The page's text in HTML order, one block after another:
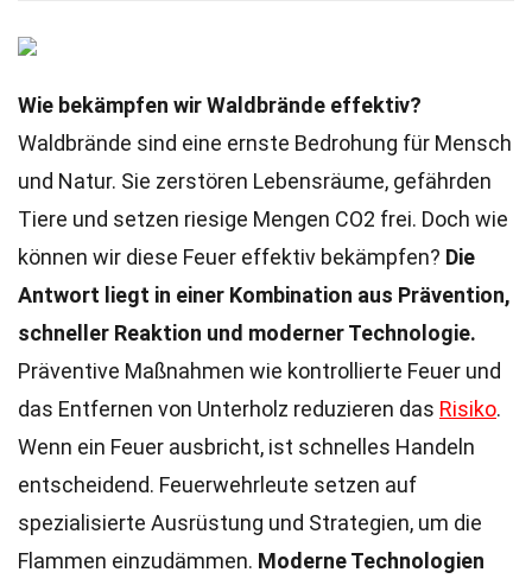
Wie bekämpfen wir Waldbrände effektiv?
Waldbrände sind eine ernste Bedrohung für Mensch
und Natur. Sie zerstören Lebensräume, gefährden
Tiere und setzen riesige Mengen CO2 frei. Doch wie
können wir diese Feuer effektiv bekämpfen? Die
Antwort liegt in einer Kombination aus Prävention,
schneller Reaktion und moderner Technologie.
Präventive Maßnahmen wie kontrollierte Feuer und
das Entfernen von Unterholz reduzieren das Risiko.
Wenn ein Feuer ausbricht, ist schnelles Handeln
entscheidend. Feuerwehrleute setzen auf
spezialisierte Ausrüstung und Strategien, um die
Flammen einzudämmen. Moderne Technologien